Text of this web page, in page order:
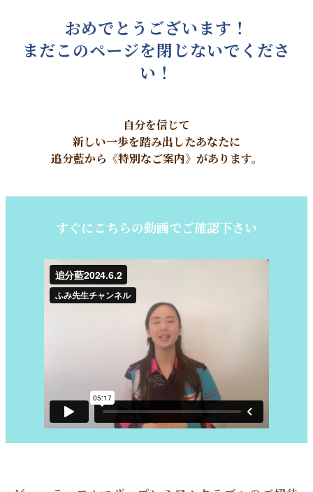
おめでとうございます！
まだこのページを閉じないでくださ
い！
自分を信じて
新しい一歩を踏み出したあなたに
追分藍から《特別なご案内》があります。
すぐにこちらの動画でご確認下さい